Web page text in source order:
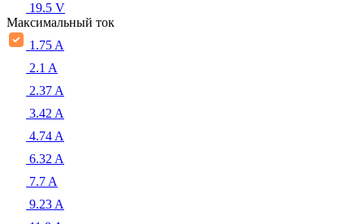
19.5 V
Максимальный ток
1.75 A
2.1 A
2.37 A
3.42 A
4.74 A
6.32 A
7.7 A
9.23 A